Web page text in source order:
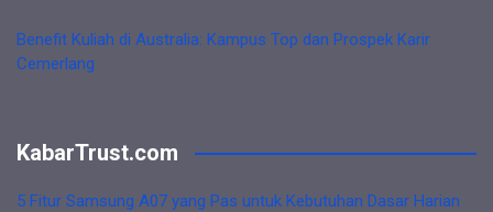
Benefit Kuliah di Australia: Kampus Top dan Prospek Karir
Cemerlang
KabarTrust.com
5 Fitur Samsung A07 yang Pas untuk Kebutuhan Dasar Harian